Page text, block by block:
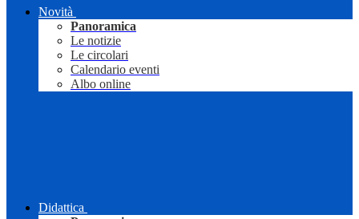
Novità
Panoramica
Le notizie
Le circolari
Calendario eventi
Albo online
Didattica